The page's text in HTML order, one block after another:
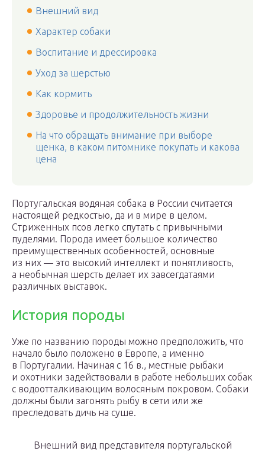
Внешний вид
Характер собаки
Воспитание и дрессировка
Уход за шерстью
Как кормить
Здоровье и продолжительность жизни
На что обращать внимание при выборе
щенка, в каком питомнике покупать и какова
цена
Португальская водяная собака в России считается
настоящей редкостью, да и в мире в целом.
Стриженных псов легко спутать с привычными
пуделями. Порода имеет большое количество
преимущественных особенностей, основные
из них — это высокий интеллект и понятливость,
а необычная шерсть делает их завсегдатаями
различных выставок.
История породы
Уже по названию породы можно предположить, что
начало было положено в Европе, а именно
в Португалии. Начиная с 16 в., местные рыбаки
и охотники задействовали в работе небольших собак
с водоотталкивающим волосяным покровом. Собаки
должны были загонять рыбу в сети или же
преследовать дичь на суше.
Внешний вид представителя португальской